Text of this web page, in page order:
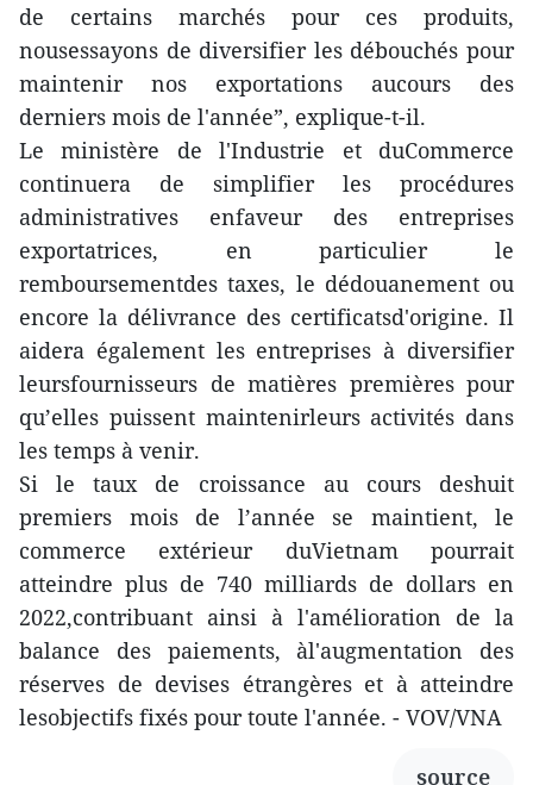
de certains marchés pour ces produits,
nousessayons de diversifier les débouchés pour
maintenir nos exportations aucours des
derniers mois de l'année”, explique-t-il.
Le ministère de l'Industrie et duCommerce
continuera de simplifier les procédures
administratives enfaveur des entreprises
exportatrices, en particulier le
remboursementdes taxes, le dédouanement ou
encore la délivrance des certificatsd'origine. Il
aidera également les entreprises à diversifier
leursfournisseurs de matières premières pour
qu’elles puissent maintenirleurs activités dans
les temps à venir.
Si le taux de croissance au cours deshuit
premiers mois de l’année se maintient, le
commerce extérieur duVietnam pourrait
atteindre plus de 740 milliards de dollars en
2022,contribuant ainsi à l'amélioration de la
balance des paiements, àl'augmentation des
réserves de devises étrangères et à atteindre
lesobjectifs fixés pour toute l'année. - VOV/VNA
source